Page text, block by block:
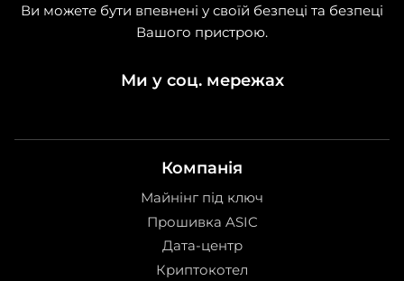
Ви можете бути впевнені у своїй безпеці та безпеці
Вашого пристрою.
Ми у соц. мережах
Компанія
Майнінг під ключ
Прошивка ASIC
Дата-центр
Криптокотел